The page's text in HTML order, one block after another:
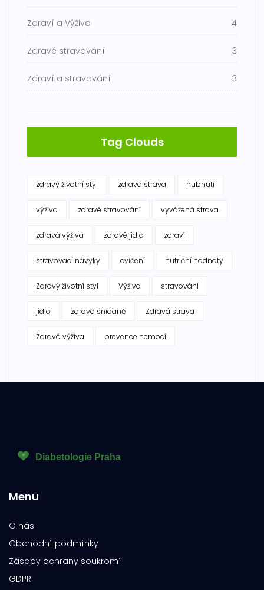
Zdraví a Výživa 4
Zdravé stravování 3
Zdraví a stravování 3
Tag Clouds
zdravý životní styl zdravá strava hubnutí
výživa zdravé stravování vyvážená strava
zdravá výživa zdravé jídlo zdraví
stravovací návyky cvičení nutriční hodnoty
Zdravý životní styl Výživa stravování
jídlo zdravá snídaně Zdravá strava
Zdravá výživa prevence nemocí
Menu
O nás
Obchodní podmínky
Zásady ochrany soukromí
GDPR